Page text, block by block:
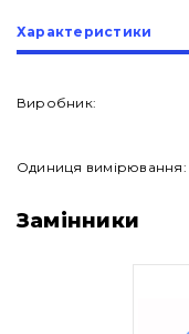
Про нас
Характеристики
Виробник:
Одиниця вимірювання:
Замінники